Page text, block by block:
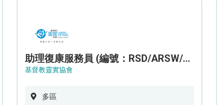
助理復康服務員 (編號：RSD/ARSW/CTE)
基督教靈實協會
多區